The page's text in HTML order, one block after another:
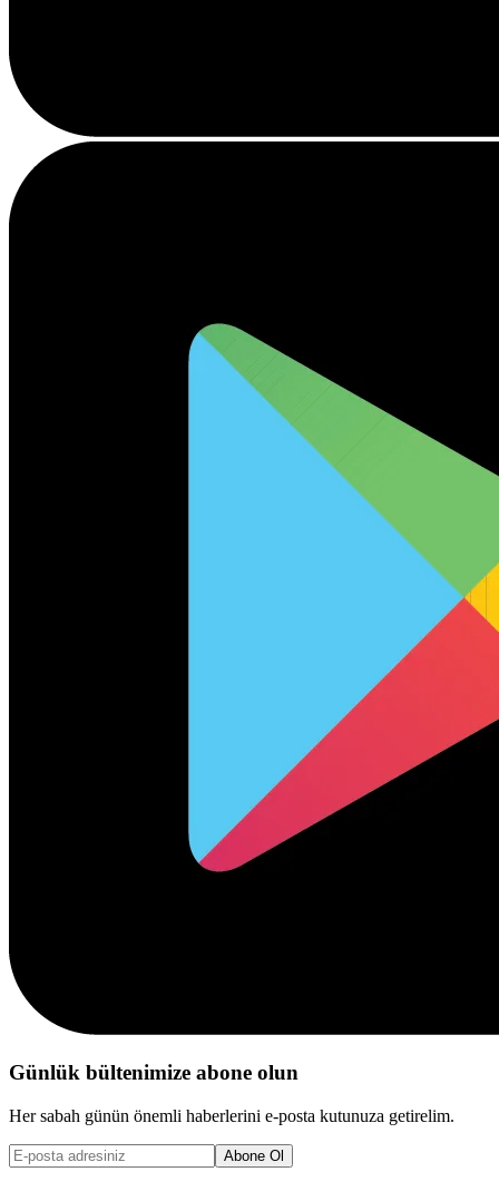
Günlük bültenimize abone olun
Her sabah günün önemli haberlerini e-posta kutunuza getirelim.
Abone Ol